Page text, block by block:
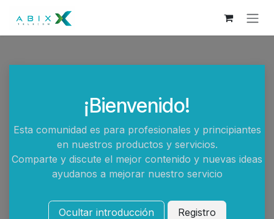
¡Bienvenido!
Esta comunidad es para profesionales y principiantes
en nuestros productos y servicios.
Comparte y discute el mejor contenido y nuevas ideas
ayudanos a mejorar nuestro servicio
Ocultar introducción Registro